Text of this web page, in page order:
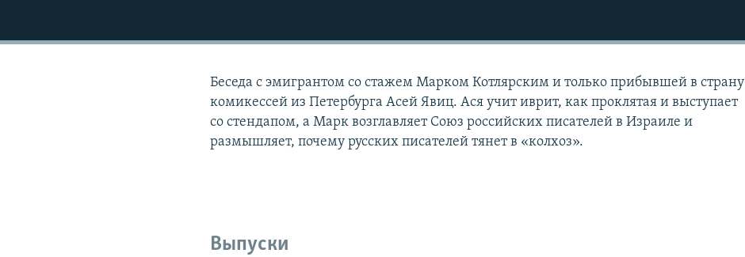
Беседа с эмигрантом со стажем Марком Котлярским и только прибывшей в страну
комикессей из Петербурга Асей Явиц. Ася учит иврит, как проклятая и выступает
со стендапом, а Марк возглавляет Союз российских писателей в Израиле и
размышляет, почему русских писателей тянет в «колхоз».
Выпуски